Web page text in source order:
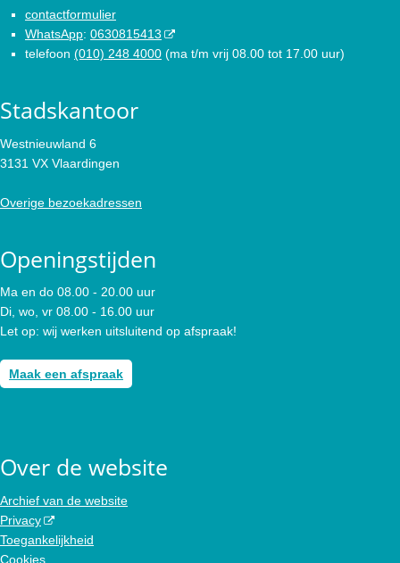
contactformulier
WhatsApp: 0630815413
telefoon (010) 248 4000 (ma t/m vrij 08.00 tot 17.00 uur)
Stadskantoor
Westnieuwland 6
3131 VX Vlaardingen
Overige bezoekadressen
Openingstijden
Ma en do 08.00 - 20.00 uur
Di, wo, vr 08.00 - 16.00 uur
Let op: wij werken uitsluitend op afspraak!
Maak een afspraak
Over de website
Archief van de website
Privacy
Toegankelijkheid
Cookies